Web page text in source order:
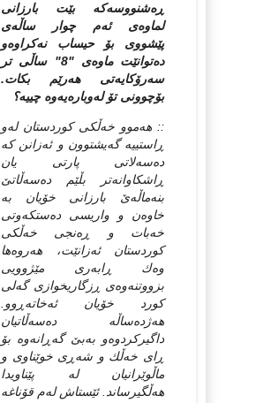
ڕه‌شنووسه‌که‌ بێت بارزانی
لماوه‌ی ئه‌م چوار ساڵه‌ی
پێشووی بۆ حیساب نه‌كراوه‌و
ده‌توانێت ماوه‌ی "8" ساڵی تر
سه‌رۆكایه‌تی هه‌رێم بكات.
بۆچوونی تۆ له‌وباره‌یه‌وه‌ چییه‌؟
:: هه‌موو خه‌ڵكی كوردستان له‌و
ڕاستییه‌ گه‌یشتوون و ئه‌زانن كه‌
ده‌سه‌لاتی پارتی یان
ڕاشكاوانه‌تر بڵێم ده‌سه‌ڵاتێ
بنه‌ماڵه‌ێ بارزانی خۆیان به‌
خاوه‌ن و واریسی ده‌ستكه‌وتی
خه‌بات و ڕه‌نجی خه‌ڵكی
كوردستان ئه‌زانێت، هه‌روه‌ها
وه‌ك ڕابه‌ری مێژوویی
بزووتنه‌وه‌ی ڕزگاریخوازی گه‌لی
كورد خۆیان ئه‌خاته‌ڕوو.
هه‌ژده‌ساڵه‌ ده‌سه‌ڵاتیان
داگیركردوه‌و به‌بێ گه‌ڕانه‌وه‌ بۆ
ڕای خه‌ڵك و شه‌ڕی خوێناوی و
ماڵوێرانیان له‌ پێناویدا
هه‌ڵگیرساند. ئێستاش له‌م قۆناغه‌